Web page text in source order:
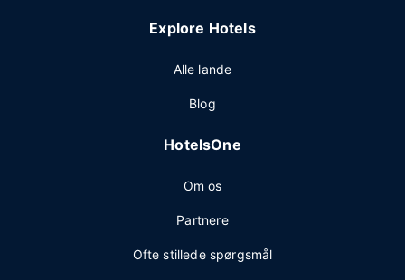
Explore Hotels
Alle lande
Blog
HotelsOne
Om os
Partnere
Ofte stillede spørgsmål